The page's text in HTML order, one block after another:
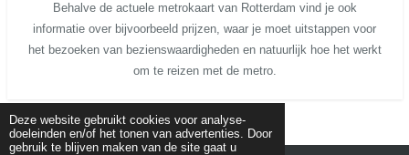
Deze website gebruikt cookies voor analyse-
doeleinden en/of het tonen van advertenties. Door
gebruik te blijven maken van de site gaat u
Behalve de actuele metrokaart van Rotterdam vind je ook
informatie over bijvoorbeeld prijzen, waar je moet uitstappen voor
het bezoeken van bezienswaardigheden en natuurlijk hoe het werkt
om te reizen met de metro.